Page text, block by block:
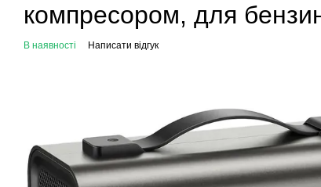
компресором, для
В наявності Написати відгук